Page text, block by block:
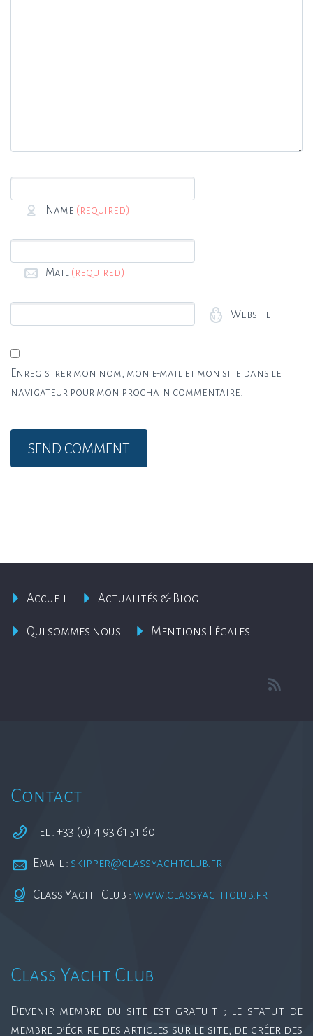
Name (required)
Mail (required)
Website
Enregistrer mon nom, mon e-mail et mon site dans le
navigateur pour mon prochain commentaire.
Accueil Actualités & Blog
Qui sommes nous Mentions Légales
Contact
Tel : +33 (0) 4 93 61 51 60
Email : skipper@classyachtclub.fr
Class Yacht Club : www.classyachtclub.fr
Class Yacht Club
Devenir membre du site est gratuit ; le statut de
membre d’écrire des articles sur le site, de créer des